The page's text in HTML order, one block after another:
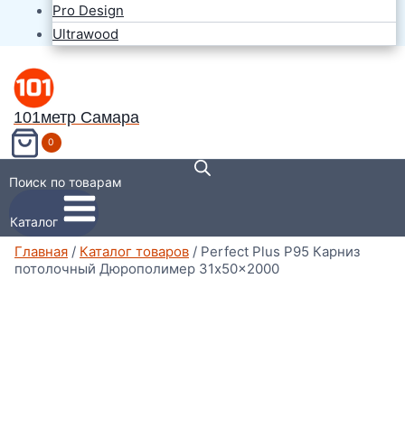
Pro Design
Ultrawood
101метр Самара
0
Поиск по товарам
Каталог
Главная / Каталог товаров / Perfect Plus P95 Карниз
потолочный Дюрополимер 31x50x2000